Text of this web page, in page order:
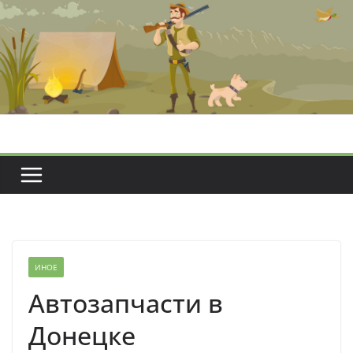
Перейти
содержимому
ИНОЕ
Автозапчасти в
Донецке